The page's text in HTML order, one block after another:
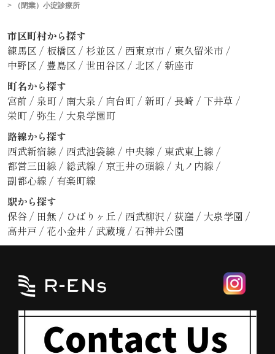
>
（閉業）小淀診療所
市区町村から探す
練馬区 / 板橋区 / 杉並区 / 西東京市 / 東久留米市 /
中野区 / 豊島区 / 世田谷区 / 北区 / 新座市
町名から探す
宮前 / 泉町 / 南大泉 / 向台町 / 新町 / 長崎 / 下井草 /
栄町 / 弥生 / 大泉学園町
路線から探す
西武新宿線 / 西武池袋線 / 中央線 / 東武東上線 /
都営三田線 / 総武線 / 京王井の頭線 / 丸ノ内線 /
副都心線 / 有楽町線
駅から探す
保谷 / 田無 / ひばりヶ丘 / 西武柳沢 / 荻窪 / 大泉学園 /
高井戸 / 花小金井 / 武蔵境 / 石神井公園